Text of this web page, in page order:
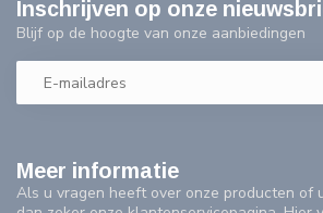
Meer informatie
Als u vragen heeft over onze producten of
Inschrijven op onze
Blijf op de hoogte van onze aanbiedingen